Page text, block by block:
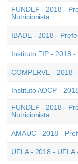
FUNDEP - 2018 -
Nutricionista
IBADE - 2018 -
Instituto FIP - 2018
COMPERVE - 2018
Instituto AOCP -
FUNDEP - 2018 -
Nutricionista
AMAUC - 2018 -
UFLA - 2018 - UFLA